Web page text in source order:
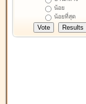
น้อย
น้อยที่สุด